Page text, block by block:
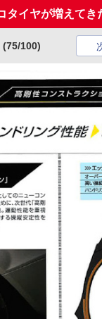
タイヤが増えてき
(75/100)